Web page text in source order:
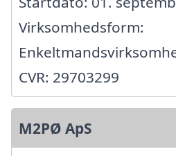
Virksomhedsform:
CVR: 29703299
M2PØ ApS